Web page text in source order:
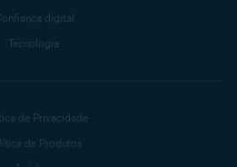
digital
Tecnologia
de Privacidade
de Produtos